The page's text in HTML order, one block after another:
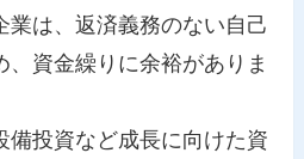
業は、返済義務のない自己
、資金繰りに余裕がありま
備投資など成長に向けた資